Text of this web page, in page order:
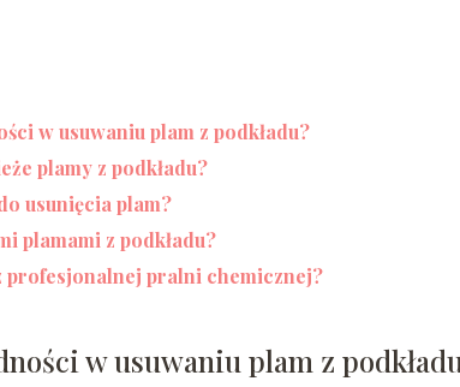
w usuwaniu plam z podkładu?
plamy z podkładu?
usunięcia plam?
plamami z podkładu?
profesjonalnej pralni chemicznej?
w usuwaniu plam z